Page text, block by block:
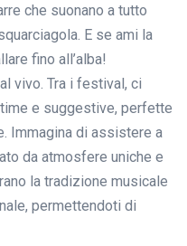
che suonano a tutto
E se ami la
fino all’alba!
vivo. Tra i festival, ci
e suggestive, perfette
Immagina di assistere a
da atmosfere uniche e
la tradizione musicale
permettendoti di